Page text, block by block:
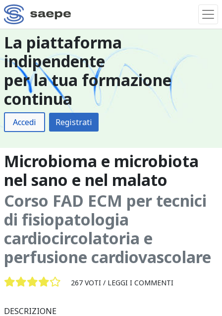
La piattaforma
indipendente
per la tua formazione
continua
Accedi Registrati
Microbioma e microbiota
nel sano e nel malato
Corso FAD ECM per tecnici
di fisiopatologia
cardiocircolatoria e
perfusione cardiovascolare
267 VOTI / LEGGI I COMMENTI
DESCRIZIONE